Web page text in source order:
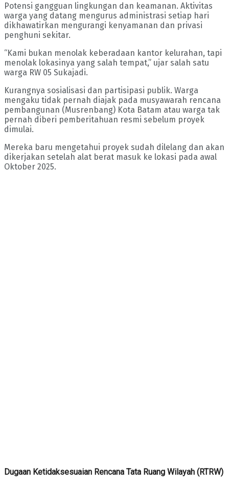
Potensi gangguan lingkungan dan keamanan. Aktivitas
warga yang datang mengurus administrasi setiap hari
dikhawatirkan mengurangi kenyamanan dan privasi
penghuni sekitar.
“Kami bukan menolak keberadaan kantor kelurahan, tapi
menolak lokasinya yang salah tempat,” ujar salah satu
warga RW 05 Sukajadi.
Kurangnya sosialisasi dan partisipasi publik. Warga
mengaku tidak pernah diajak pada musyawarah rencana
pembangunan (Musrenbang) Kota Batam atau warga tak
pernah diberi pemberitahuan resmi sebelum proyek
dimulai.
Mereka baru mengetahui proyek sudah dilelang dan akan
dikerjakan setelah alat berat masuk ke lokasi pada awal
Oktober 2025.
Dugaan Ketidaksesuaian Rencana Tata Ruang Wilayah (RTRW)